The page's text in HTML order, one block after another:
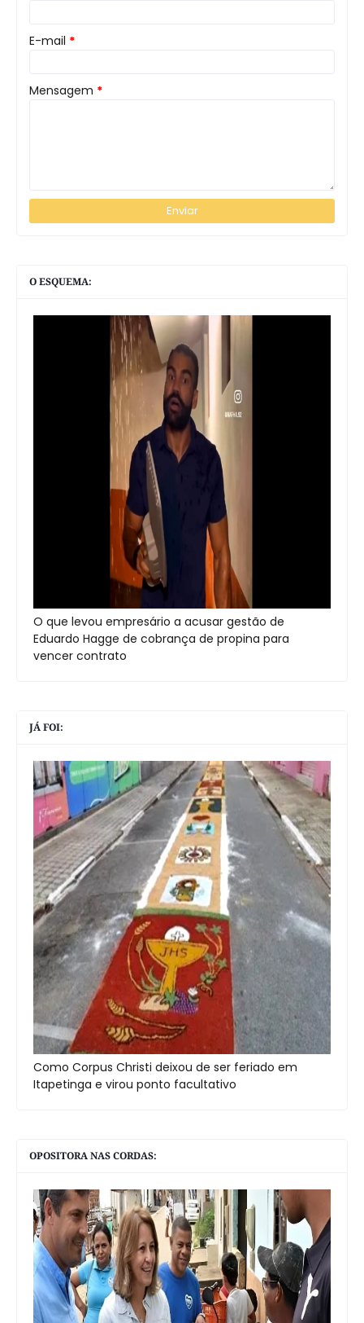
E-mail *
Mensagem *
O ESQUEMA:
O que levou empresário a acusar gestão de
Eduardo Hagge de cobrança de propina para
vencer contrato
JÁ FOI:
Como Corpus Christi deixou de ser feriado em
Itapetinga e virou ponto facultativo
OPOSITORA NAS CORDAS: